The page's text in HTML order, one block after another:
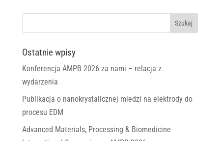
Ostatnie wpisy
Konferencja AMPB 2026 za nami – relacja z
wydarzenia
Publikacja o nanokrystalicznej miedzi na elektrody do
procesu EDM
Advanced Materials, Processing & Biomedicine